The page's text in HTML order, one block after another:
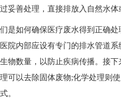
妥善处理，直接排放入自然水
何确保医疗废水得到正确处
院内部应设有专门的排水管道
物数量，以防止疾病传播。接
可以去除固体废物;化学处理则
。